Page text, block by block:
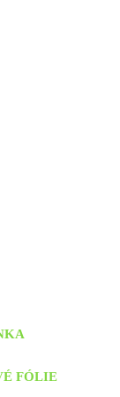
FÓLIE